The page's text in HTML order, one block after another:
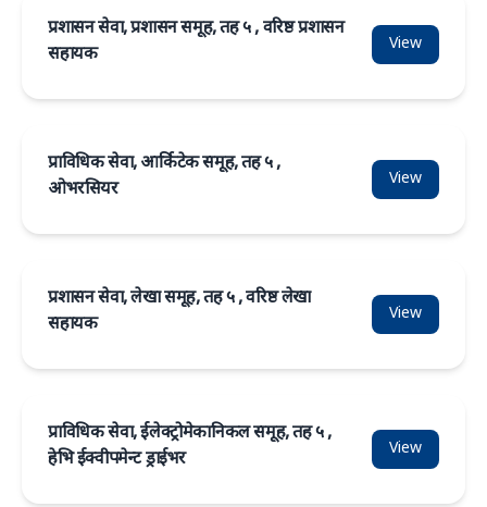
प्रशासन सेवा, प्रशासन समूह, तह ५ , वरिष्ठ प्रशासन
सहायक
View
प्राविधिक सेवा, आर्किटेक समूह, तह ५ ,
ओभरसियर
View
प्रशासन सेवा, लेखा समूह, तह ५ , वरिष्ठ लेखा
सहायक
View
प्राविधिक सेवा, ईलेक्ट्रोमेकानिकल समूह, तह ५ ,
हेभि ईक्वीपमेन्ट ड्राईभर
View